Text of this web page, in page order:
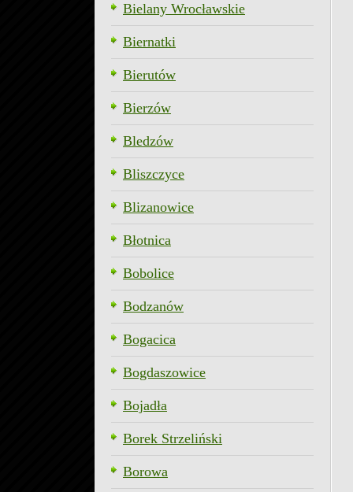
Bielany Wrocławskie
Biernatki
Bierutów
Bierzów
Bledzów
Bliszczyce
Blizanowice
Błotnica
Bobolice
Bodzanów
Bogacica
Bogdaszowice
Bojadła
Borek Strzeliński
Borowa